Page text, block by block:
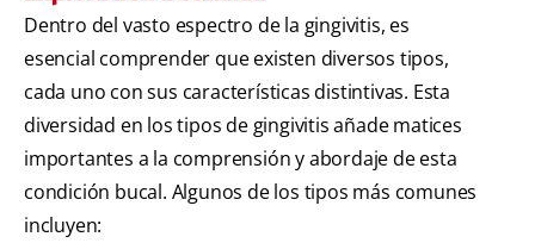
Dentro del vasto espectro de la gingivitis, es
esencial comprender que existen diversos tipos,
cada uno con sus características distintivas. Esta
diversidad en los tipos de gingivitis añade matices
importantes a la comprensión y abordaje de esta
condición bucal. Algunos de los tipos más comunes
incluyen: